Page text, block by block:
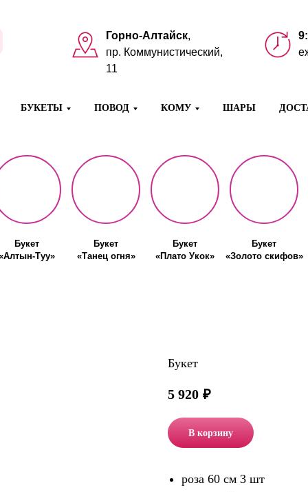
Горно-Алтайск,
пр. Коммунистический,
11
БУКЕТЫ ПОВОД КОМУ ШАРЫ
Букет
Туу»
Букет
«Танец огня»
Букет
«Плато Укок»
Букет
«Золото скифов»
Букет
5 920 ₽
В корзину
роза 60 см 3 шт